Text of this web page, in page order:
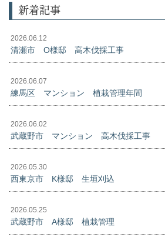
新着記事
2026.06.12
清瀬市 O様邸 高木伐採工事
2026.06.07
練馬区 マンション 植栽管理年間
2026.06.02
武蔵野市 マンション 高木伐採工事
2026.05.30
西東京市 K様邸 生垣刈込
2026.05.25
武蔵野市 A様邸 植栽管理